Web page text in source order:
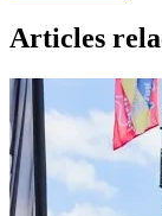
Articles